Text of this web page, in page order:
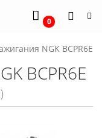
0
NGK BCPR6E
BCPR6E